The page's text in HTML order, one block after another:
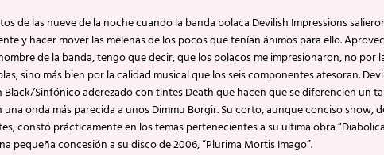
de las nueve de la noche cuando la banda polaca Devilish Impressions
y hacer mover las melenas de los pocos que tenían ánimos para ello.
de la banda, tengo que decir, que los polacos me impresionaron, no por
sino más bien por la calidad musical que los seis componentes atesoran.
Black/Sinfónico aderezado con tintes Death que hacen que se diferencien un
una onda más parecida a unos Dimmu Borgir. Su corto, aunque conciso show,
constó prácticamente en los temas pertenecientes a su ultima obra
pequeña concesión a su disco de 2006, “Plurima Mortis Imago”.